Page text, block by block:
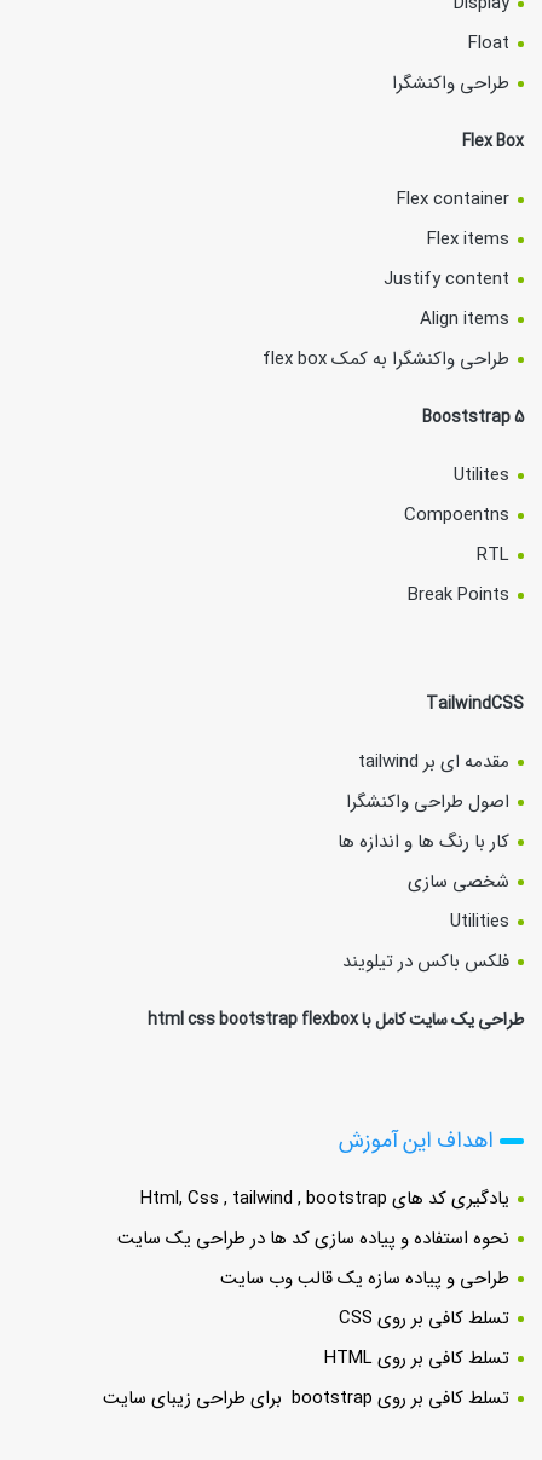
Float
طراحی واکنشگرا
Flex Box
Flex container
Flex items
Justify content
Align items
طراحی واکنشگرا به کمک flex box
Booststrap 5
Utilites
Compoentns
RTL
Break Points
TailwindCSS
مقدمه ای بر tailwind
اصول طراحی واکنشگرا
کار با رنگ ها و اندازه ها
شخصی سازی
Utilities
فلکس باکس در تیلویند
طراحی یک سایت کامل با html css bootstrap flexbox
اهداف این آموزش
یادگیری کد های Html, Css , tailwind , bootstrap
نحوه استفاده و پیاده سازی کد ها در طراحی یک سایت
طراحی و پیاده سازه یک قالب وب سایت
تسلط کافی بر روی CSS
تسلط کافی بر روی HTML
تسلط کافی بر روی bootstrap برای طراحی زیبای سایت